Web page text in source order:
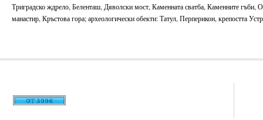
Триградско ждрело, Беленташ, Дяволски мост, Каменната сватба, Каменните
манастир, Кръстова гора; археологически обекти: Татул, Перперикон, крепостта